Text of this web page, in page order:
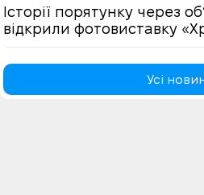
Історії порятунку через
відкрили фотовиставку
Усі